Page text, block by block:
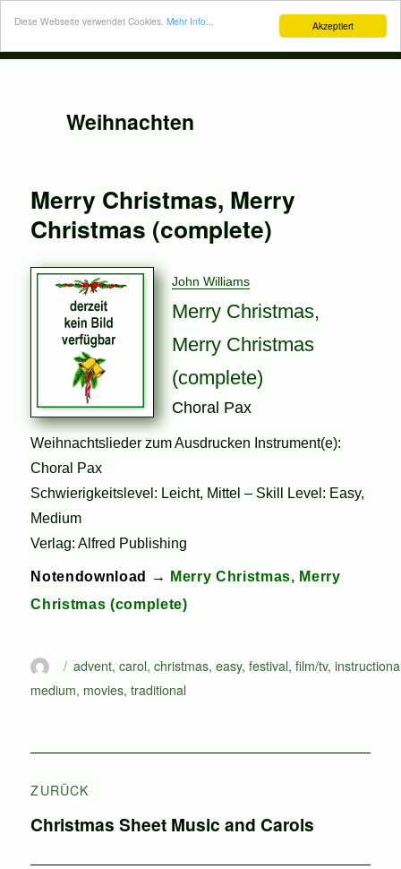
Akzeptiert
Diese Webseite verwendet Cookies. Mehr Info...
Weihnachten
Merry Christmas, Merry
Christmas (complete)
John Williams
Merry Christmas,
Merry Christmas
(complete)
Choral Pax
Weihnachtslieder zum Ausdrucken Instrument(e):
Choral Pax
Schwierigkeitslevel: Leicht, Mittel – Skill Level: Easy,
Medium
Verlag: Alfred Publishing
Notendownload →
Merry Christmas, Merry
Christmas (complete)
AutorSchlagwörter
advent,carol,christmas,easy,festival,film/tv,
medium, movies,traditional
ZURÜCK
Vorheriger
Christmas Sheet Music and Carols